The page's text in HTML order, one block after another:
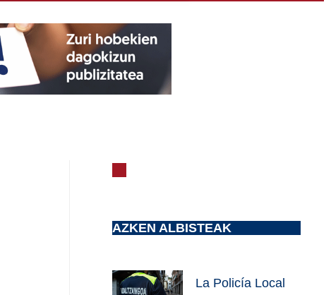
AZKEN ALBISTEAK
La Policía Local